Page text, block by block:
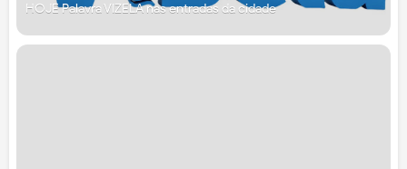
HOJE Palavra VIZELA nas entradas da cidade